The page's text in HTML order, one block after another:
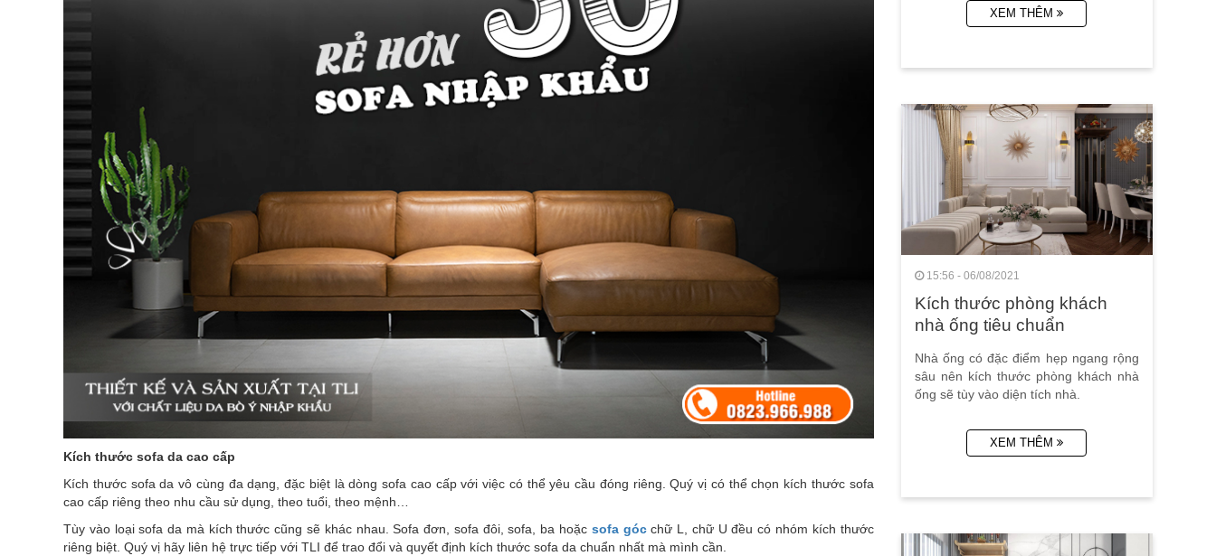
Kích thước sofa da cao cấp
Kích thước sofa da vô cùng đa dạng, đặc biệt là dòng sofa cao cấp với việc có thể yêu cầu đóng riêng. Quý vị có thể chọn kích thước sofa
cao cấp riêng theo nhu cầu sử dụng, theo tuổi, theo mệnh…
Tùy vào loại sofa da mà kích thước cũng sẽ khác nhau. Sofa đơn, sofa đôi, sofa, ba hoặc sofa gócchữ L, chữ U đều có nhóm kích thước
riêng biệt. Quý vị hãy liên hệ trực tiếp với TLI để trao đổi và quyết định kích thước sofa da chuẩn nhất mà mình cần.
XEM THÊM
15:56 - 06/08/2021
Kích thước phòng khách
nhà ống tiêu chuẩn
Nhà ống có đặc điểm hẹp ngang rộng
sâu nên kích thước phòng khách nhà
ống sẽ tùy vào diện tích nhà.
XEM THÊM